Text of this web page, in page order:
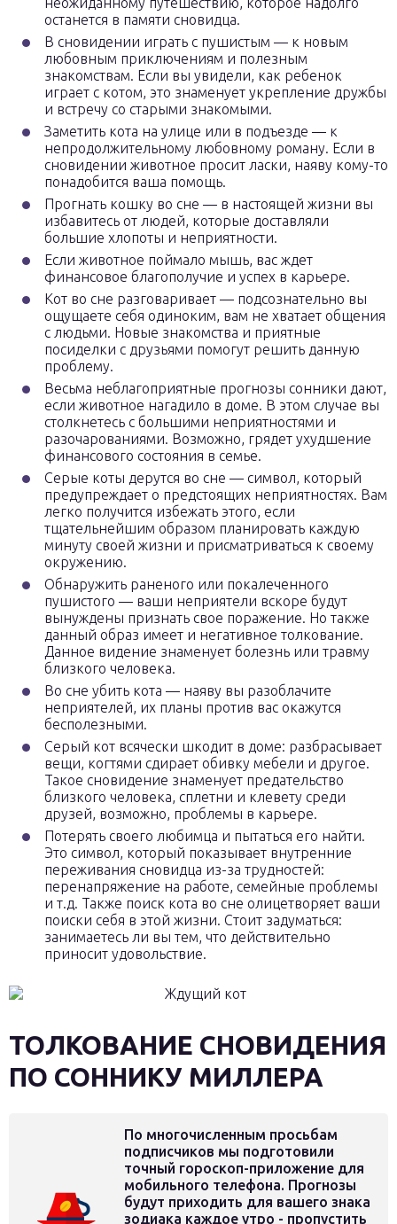
останется в памяти сновидца.
В сновидении играть с пушистым — к новым
любовным приключениям и полезным
знакомствам. Если вы увидели, как ребенок
играет с котом, это знаменует укрепление дружбы
и встречу со старыми знакомыми.
Заметить кота на улице или в подъезде — к
непродолжительному любовному роману. Если в
сновидении животное просит ласки, наяву кому-то
понадобится ваша помощь.
Прогнать кошку во сне — в настоящей жизни вы
избавитесь от людей, которые доставляли
большие хлопоты и неприятности.
Если животное поймало мышь, вас ждет
финансовое благополучие и успех в карьере.
Кот во сне разговаривает — подсознательно вы
ощущаете себя одиноким, вам не хватает общения
с людьми. Новые знакомства и приятные
посиделки с друзьями помогут решить данную
проблему.
Весьма неблагоприятные прогнозы сонники дают,
если животное нагадило в доме. В этом случае вы
столкнетесь с большими неприятностями и
разочарованиями. Возможно, грядет ухудшение
финансового состояния в семье.
Серые коты дерутся во сне — символ, который
предупреждает о предстоящих неприятностях. Вам
легко получится избежать этого, если
тщательнейшим образом планировать каждую
минуту своей жизни и присматриваться к своему
окружению.
Обнаружить раненого или покалеченного
пушистого — ваши неприятели вскоре будут
вынуждены признать свое поражение. Но также
данный образ имеет и негативное толкование.
Данное видение знаменует болезнь или травму
близкого человека.
Во сне убить кота — наяву вы разоблачите
неприятелей, их планы против вас окажутся
бесполезными.
Серый кот всячески шкодит в доме: разбрасывает
вещи, когтями сдирает обивку мебели и другое.
Такое сновидение знаменует предательство
близкого человека, сплетни и клевету среди
друзей, возможно, проблемы в карьере.
Потерять своего любимца и пытаться его найти.
Это символ, который показывает внутренние
переживания сновидца из-за трудностей:
перенапряжение на работе, семейные проблемы
и т.д. Также поиск кота во сне олицетворяет ваши
поиски себя в этой жизни. Стоит задуматься:
занимаетесь ли вы тем, что действительно
приносит удовольствие.
ТОЛКОВАНИЕ СНОВИДЕНИЯ
ПО СОННИКУ МИЛЛЕРА
По многочисленным просьбам
подписчиков мы подготовили
точный гороскоп-приложение для
мобильного телефона. Прогнозы
будут приходить для вашего знака
зодиака каждое утро - пропустить